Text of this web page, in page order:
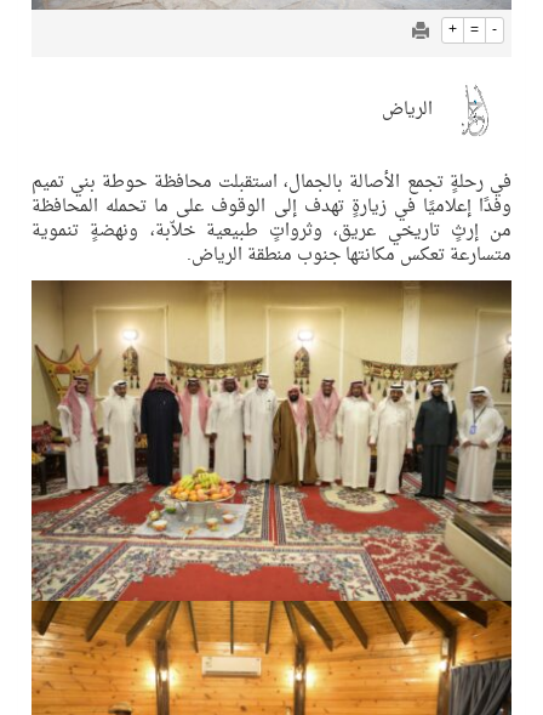
+ = -
الرياض
في رحلةٍ تجمع الأصالة بالجمال، استقبلت محافظة حوطة بني تميم
وفدًا إعلاميًا في زيارةٍ تهدف إلى الوقوف على ما تحمله المحافظة
من إرثٍ تاريخي عريق، وثرواتٍ طبيعية خلاّبة، ونهضةٍ تنموية
متسارعة تعكس مكانتها جنوب منطقة الرياض.